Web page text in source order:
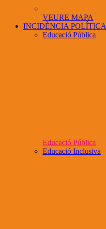
VEURE MAPA
INCIDÈNCIA POLÍTICA
Educació Pública
Educació Pública
Educació Inclusiva